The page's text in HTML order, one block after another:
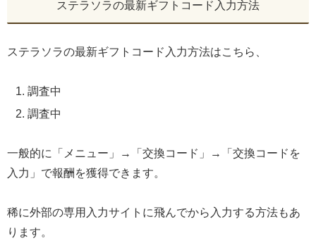
ステラソラの最新ギフトコード入力方法
ステラソラの最新ギフトコード入力方法はこちら、
調査中
調査中
一般的に「メニュー」→「交換コード」→「交換コードを
入力」で報酬を獲得できます。
稀に外部の専用入力サイトに飛んでから入力する方法もあ
ります。